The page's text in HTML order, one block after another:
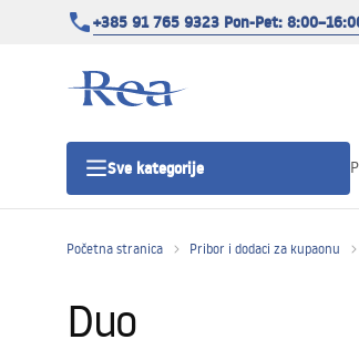
+385 91 765 9323 Pon-Pet:
Sve kategorije
Tuš vrata
Početna stranica Pribor i dodaci za kupaonu
Duo